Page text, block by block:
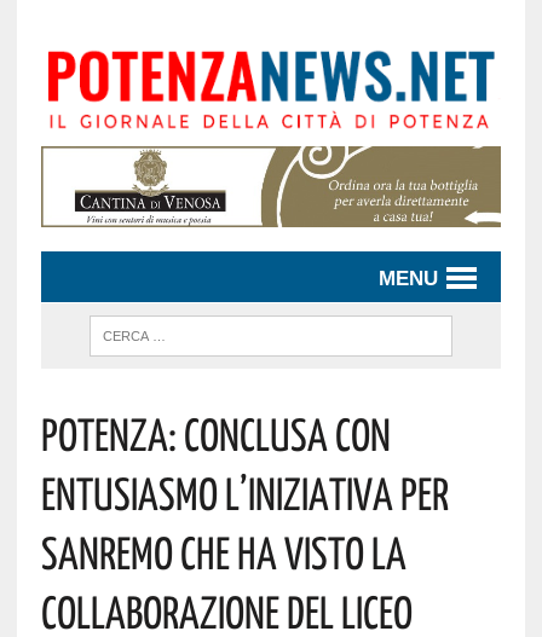
MENU
Potenza: Conclusa Con
Entusiasmo L’iniziativa Per
Sanremo Che Ha Visto La
Collaborazione Del Liceo